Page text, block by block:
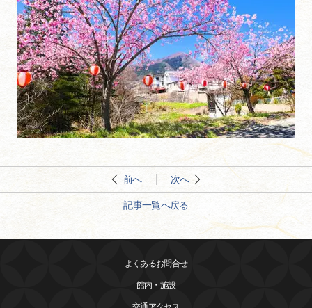
前へ 次へ
記事一覧へ戻る
よくあるお問合せ
館内・施設